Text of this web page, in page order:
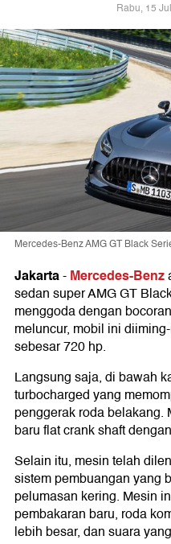
Rabu, 15
Mercedes-Benz AMG GT Black
Jakarta-Mercedes-Benz
sedan super AMG GT
menggoda dengan
meluncur, mobil ini
sebesar 720 hp.
Langsung saja, di bawah
turbocharged yang
penggerak roda belakang.
baru flat crank shaft
Selain itu, mesin telah
sistem pembuangan yang
pelumasan kering. Mesin
pembakaran baru, roda
lebih besar, dan suara